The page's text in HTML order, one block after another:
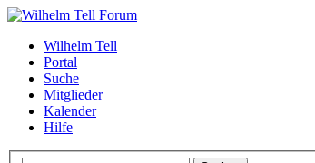
Wilhelm Tell
Portal
Suche
Mitglieder
Kalender
Hilfe